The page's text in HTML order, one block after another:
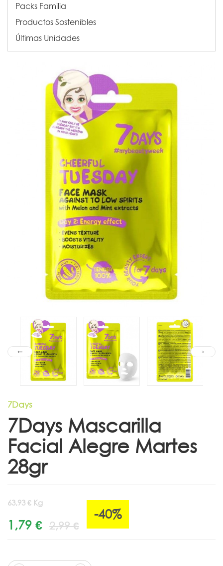
Packs Familia
Productos Sostenibles
Últimas Unidades
7Days
7Days Mascarilla
Facial Alegre Martes
28gr
63,93 € Kg
1,79 € 2,99 €
-40%